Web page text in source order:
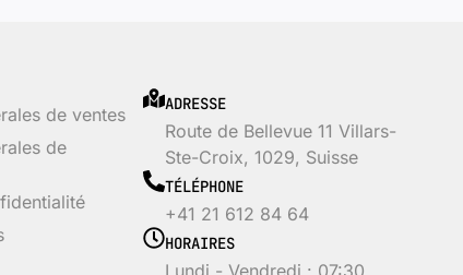
de ventes
de
ADRESSE
Route de Bellevue 11 Villars-
Ste-Croix, 1029, Suisse
TÉLÉPHONE
+41 21 612 84 64
HORAIRES
Lundi - Vendredi : 07:30